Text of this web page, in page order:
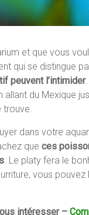
et que vous
qui se distingue
peuvent l’intimider
du Mexique
trouve.
dans votre
que ces
. Le platy fera le
vous
intéresser –